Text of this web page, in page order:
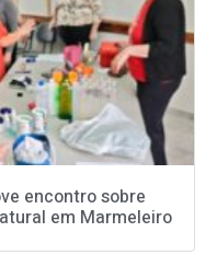
encontro sobre
em Marmeleiro